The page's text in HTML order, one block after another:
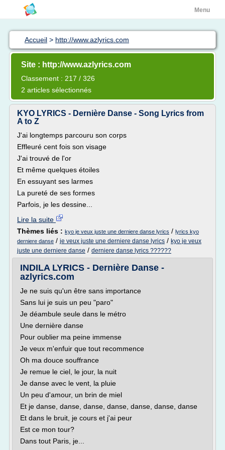
Menu
Accueil > http://www.azlyrics.com
Site : http://www.azlyrics.com
Classement : 217 / 326
2 articles sélectionnés
KYO LYRICS - Dernière Danse - Song Lyrics from
A to Z
J'ai longtemps parcouru son corps
Effleuré cent fois son visage
J'ai trouvé de l'or
Et même quelques étoiles
En essuyant ses larmes
La pureté de ses formes
Parfois, je les dessine...
Lire la suite
Thèmes liés : kyo je veux juste une derniere danse lyrics / lyrics kyo
derniere danse / je veux juste une derniere danse lyrics / kyo je veux
juste une derniere danse / derniere danse lyrics ??????
INDILA LYRICS - Dernière Danse -
azlyrics.com
Je ne suis qu'un être sans importance
Sans lui je suis un peu "paro"
Je déambule seule dans le métro
Une dernière danse
Pour oublier ma peine immense
Je veux m'enfuir que tout recommence
Oh ma douce souffrance
Je remue le ciel, le jour, la nuit
Je danse avec le vent, la pluie
Un peu d'amour, un brin de miel
Et je danse, danse, danse, danse, danse, danse, danse
Et dans le bruit, je cours et j'ai peur
Est ce mon tour?
Dans tout Paris, je...